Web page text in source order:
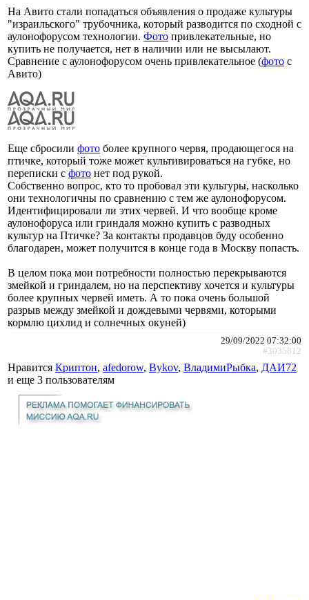
На Авито стали попадаться объявления о продаже культуры
"израильского" трубочника, который разводится по сходной с
аулонофорусом технологии. Фото привлекательные, но
купить не получается, нет в наличии или не высылают.
Сравнение с аулонофорусом очень привлекательное (фото с
Авито)
Еще сбросили фото более крупного червя, продающегося на
птичке, который тоже может культивироваться на губке, но
переписки с фото нет под рукой.
Собственно вопрос, кто то пробовал эти культуры, насколько
они технологичны по сравнению с тем же аулонофорусом.
Идентифицировали ли этих червей. И что вообще кроме
аулонофоруса или гриндаля можно купить с разводных
культур на Птичке? За контакты продавцов буду особенно
благодарен, может получится в конце года в Москву попасть.
В целом пока мои потребности полностью перекрываются
змейкой и гриндалем, но на перспективу хочется и культуры
более крупных червей иметь. А то пока очень большой
разрыв между змейкой и дождевыми червями, которыми
кормлю цихлид и солнечных окуней)
29/09/2022 07:32:00
#3035812
Нравится Криптон, afedorow, Bykov, ВладимиРыбка, ДАИ72
и еще 3 пользователям